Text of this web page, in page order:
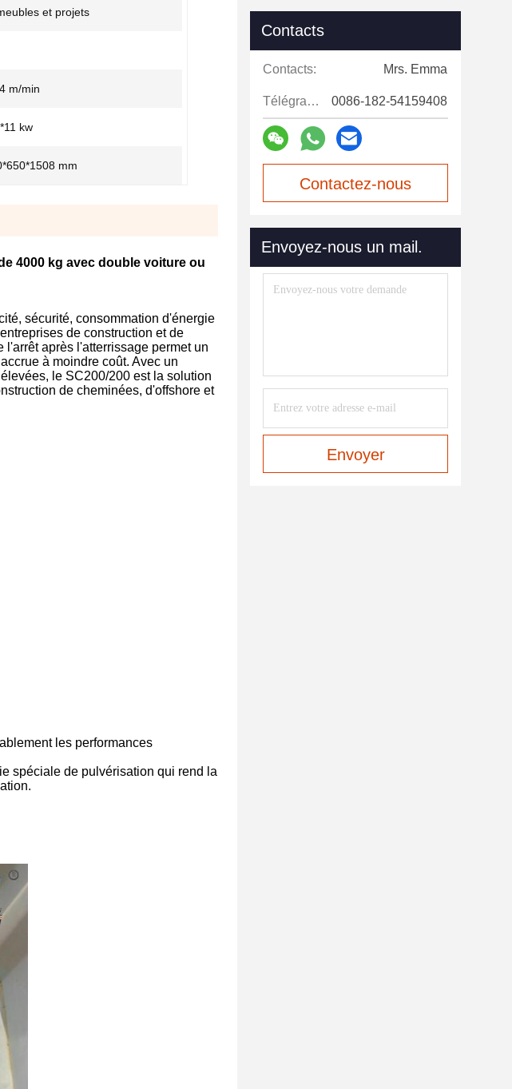
et projets
m/min
kw
mm
4000 kg avec double voiture ou
sécurité, consommation d'énergie
de construction et de
après l'atterrissage permet un
à moindre coût. Avec un
le SC200/200 est la solution
de cheminées, d'offshore et
les performances
spéciale de pulvérisation qui rend la
Contacts
Contacts: Mrs. Emma
Télégramme: 0086-182-54159408
Contactez-nous
Envoyez-nous un mail.
Envoyer